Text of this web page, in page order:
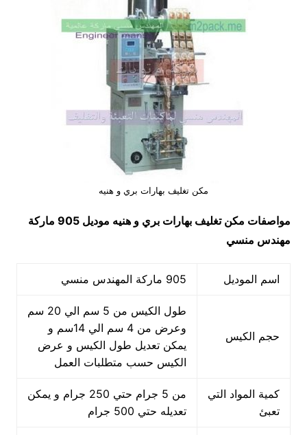
مكن تغليف بهارات بري و هنيه
مواصفات مكن تغليف بهارات بري و هنيه
موديل 905 ماركة
مهندس منسي
اسم الموديل 905 ماركة المهندس منسي
حجم الكيس
طول الكيس من 5 سم الي 20 سم
وعرض من 4 سم الي 14سم و
يمكن تعديل طول الكيس و عرض
الكيس حسب متطلبات العمل
كمية المواد التي
تعبئ
من 5 جرام حتي 250 جرام و يمكن
تعديله حتي 500 جرام